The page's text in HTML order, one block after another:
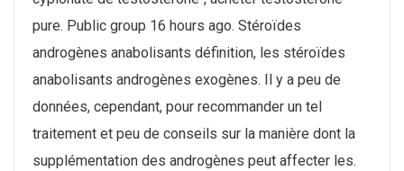
pure. Public group 16 hours ago. Stéroïdes
androgènes anabolisants définition, les stéroïdes
anabolisants androgènes exogènes. Il y a peu de
données, cependant, pour recommander un tel
traitement et peu de conseils sur la manière dont la
supplémentation des androgènes peut affecter les.